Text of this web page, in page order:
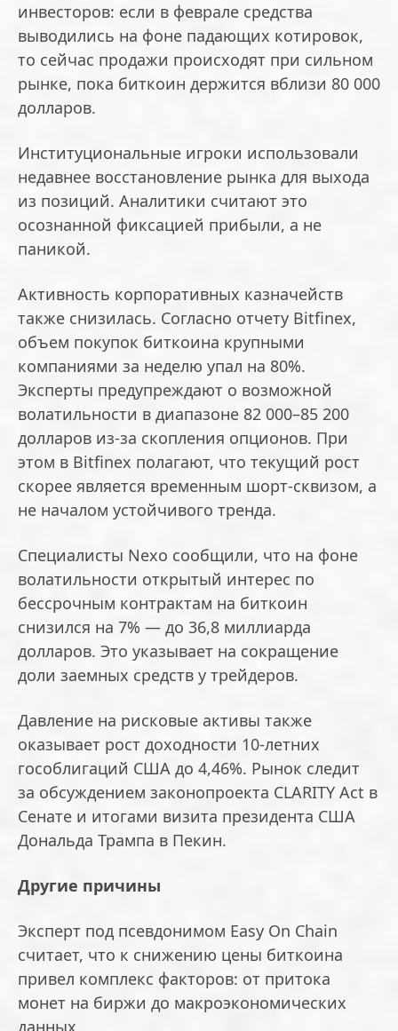
инвесторов: если в феврале средства
выводились на фоне падающих котировок,
то сейчас продажи происходят при сильном
рынке, пока биткоин держится вблизи 80 000
долларов.
Институциональные игроки использовали
недавнее восстановление рынка для выхода
из позиций. Аналитики считают это
осознанной фиксацией прибыли, а не
паникой.
Активность корпоративных казначейств
также снизилась. Согласно отчету Bitfinex,
объем покупок биткоина крупными
компаниями за неделю упал на 80%.
Эксперты предупреждают о возможной
волатильности в диапазоне 82 000–85 200
долларов из-за скопления опционов. При
этом в Bitfinex полагают, что текущий рост
скорее является временным шорт-сквизом, а
не началом устойчивого тренда.
Специалисты Nexo сообщили, что на фоне
волатильности открытый интерес по
бессрочным контрактам на биткоин
снизился на 7% — до 36,8 миллиарда
долларов. Это указывает на сокращение
доли заемных средств у трейдеров.
Давление на рисковые активы также
оказывает рост доходности 10-летних
гособлигаций США до 4,46%. Рынок следит
за обсуждением законопроекта CLARITY Act в
Сенате и итогами визита президента США
Дональда Трампа в Пекин.
Другие причины
Эксперт под псевдонимом Easy On Chain
считает, что к снижению цены биткоина
привел комплекс факторов: от притока
монет на биржи до макроэкономических
данных.